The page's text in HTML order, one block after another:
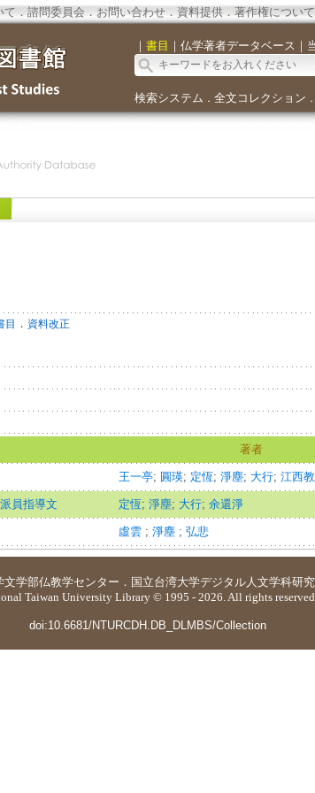
て．諮問委員会． お問い合わせ． 資料提供．著作権について
｜ 書目 ｜ 仏学著者データベース ｜
検索システム ． 全文コレクション ．
目 ． 資料改正
著者
王一亭; 圓瑛; 定恆; 淨塵; 大行; 江西
員指導文 定恆; 淨塵; 大行; 余還淨
虛雲 ; 淨塵 ; 弘悲
文学部仏教学センター ． 国立台湾大学デジタル人文学科研
Taiwan University Library © 1995 - 2026. All rights reserved
doi:10.6681/NTURCDH.DB_DLMBS/Collection